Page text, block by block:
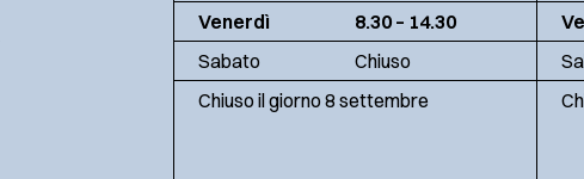
Venerdì
8.30 – 14.30
Sabato
Chiuso
Chiuso il giorno 8 settembre